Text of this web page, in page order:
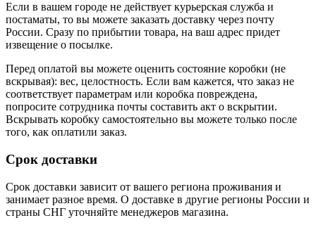
Если в вашем городе не действует курьерская служба и
постаматы, то вы можете заказать доставку через почту
России. Сразу по прибытии товара, на ваш адрес придет
извещение о посылке.
Перед оплатой вы можете оценить состояние коробки (не
вскрывая): вес, целостность. Если вам кажется, что заказ не
соответствует параметрам или коробка повреждена,
попросите сотрудника почты составить акт о вскрытии.
Вскрывать коробку самостоятельно вы можете только после
того, как оплатили заказ.
Срок доставки
Срок доставки зависит от вашего региона проживания и
занимает разное время. О доставке в другие регионы России и
страны СНГ уточняйте менеджеров магазина.